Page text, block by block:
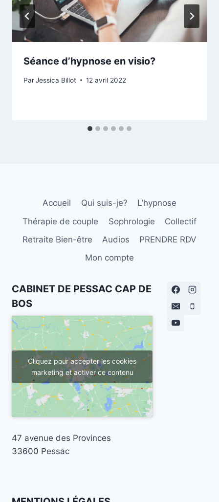
Séance d’hypnose en visio?
ParJessica Billot 12 avril 2022
Accueil Qui suis-je?
L’hypnose
Thérapie de couple
Sophrologie
Collectif
Retraite Bien-être
Audios
PRENDRE RDV
Mon compte
CABINET DE PESSAC CAP DE
BOS
Cliquez pour accepter les cookies
marketing et activer ce contenu
47 avenue des Provinces
33600 Pessac